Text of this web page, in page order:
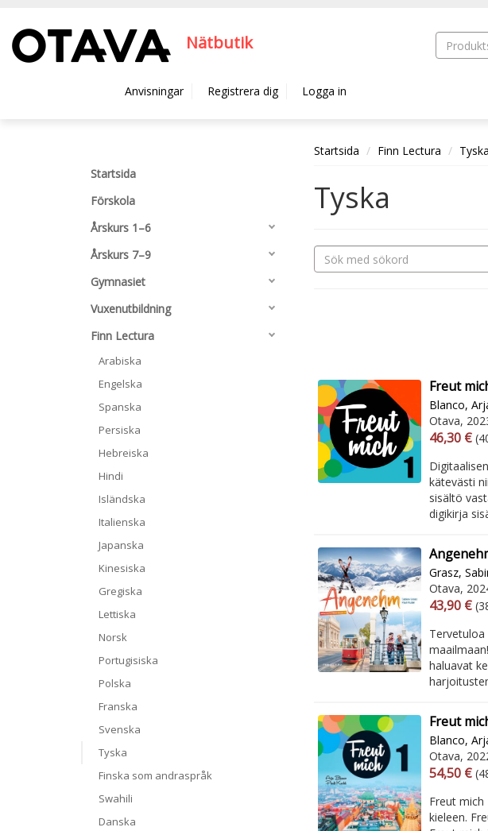
Nätbutik
Anvisningar Registrera dig Logga in
Startsida
Förskola
Årskurs 1–6
Årskurs 7–9
Gymnasiet
Vuxenutbildning
Finn Lectura
Arabiska
Engelska
Spanska
Persiska
Hebreiska
Hindi
Isländska
Italienska
Japanska
Kinesiska
Gregiska
Lettiska
Norsk
Portugisiska
Polska
Franska
Svenska
Tyska
Finska som andraspråk
Swahili
Danska
Startsida Finn Lectura Tyska
Tyska
Freut
Blanco,
Otava,
46,30 €
kätevästi
sisältö
digikirja
Grasz,
Otava,
43,90 €
haluavat
Freut
Blanco,
Otava,
54,50 €
Freut mich
kieleen.